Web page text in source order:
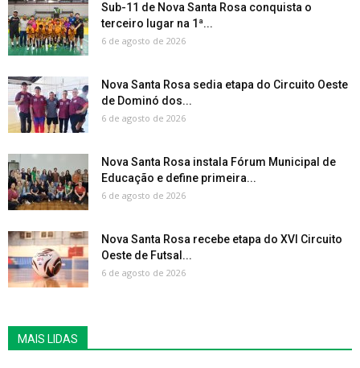
Sub-11 de Nova Santa Rosa conquista o
terceiro lugar na 1ª...
6 de agosto de 2026
Nova Santa Rosa sedia etapa do Circuito Oeste
de Dominó dos...
6 de agosto de 2026
Nova Santa Rosa instala Fórum Municipal de
Educação e define primeira...
6 de agosto de 2026
Nova Santa Rosa recebe etapa do XVI Circuito
Oeste de Futsal...
6 de agosto de 2026
MAIS LIDAS